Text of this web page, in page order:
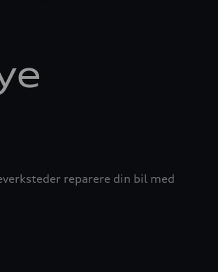
reparere din bil med